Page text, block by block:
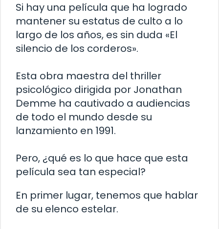
Si hay una película que ha logrado
mantener su estatus de culto a lo
largo de los años, es sin duda «El
silencio de los corderos».
Esta obra maestra del thriller
psicológico dirigida por Jonathan
Demme ha cautivado a audiencias
de todo el mundo desde su
lanzamiento en 1991.
Pero, ¿qué es lo que hace que esta
película sea tan especial?
En primer lugar, tenemos que hablar
de su elenco estelar.